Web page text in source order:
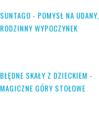
SUNTAGO - POMYSŁ NA UDANY,
RODZINNY WYPOCZYNEK
BŁĘDNE SKAŁY Z DZIECKIEM -
MAGICZNE GÓRY STOŁOWE